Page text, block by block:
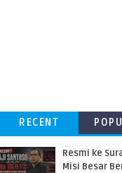
RECENT
Resmi ke
Misi Besar